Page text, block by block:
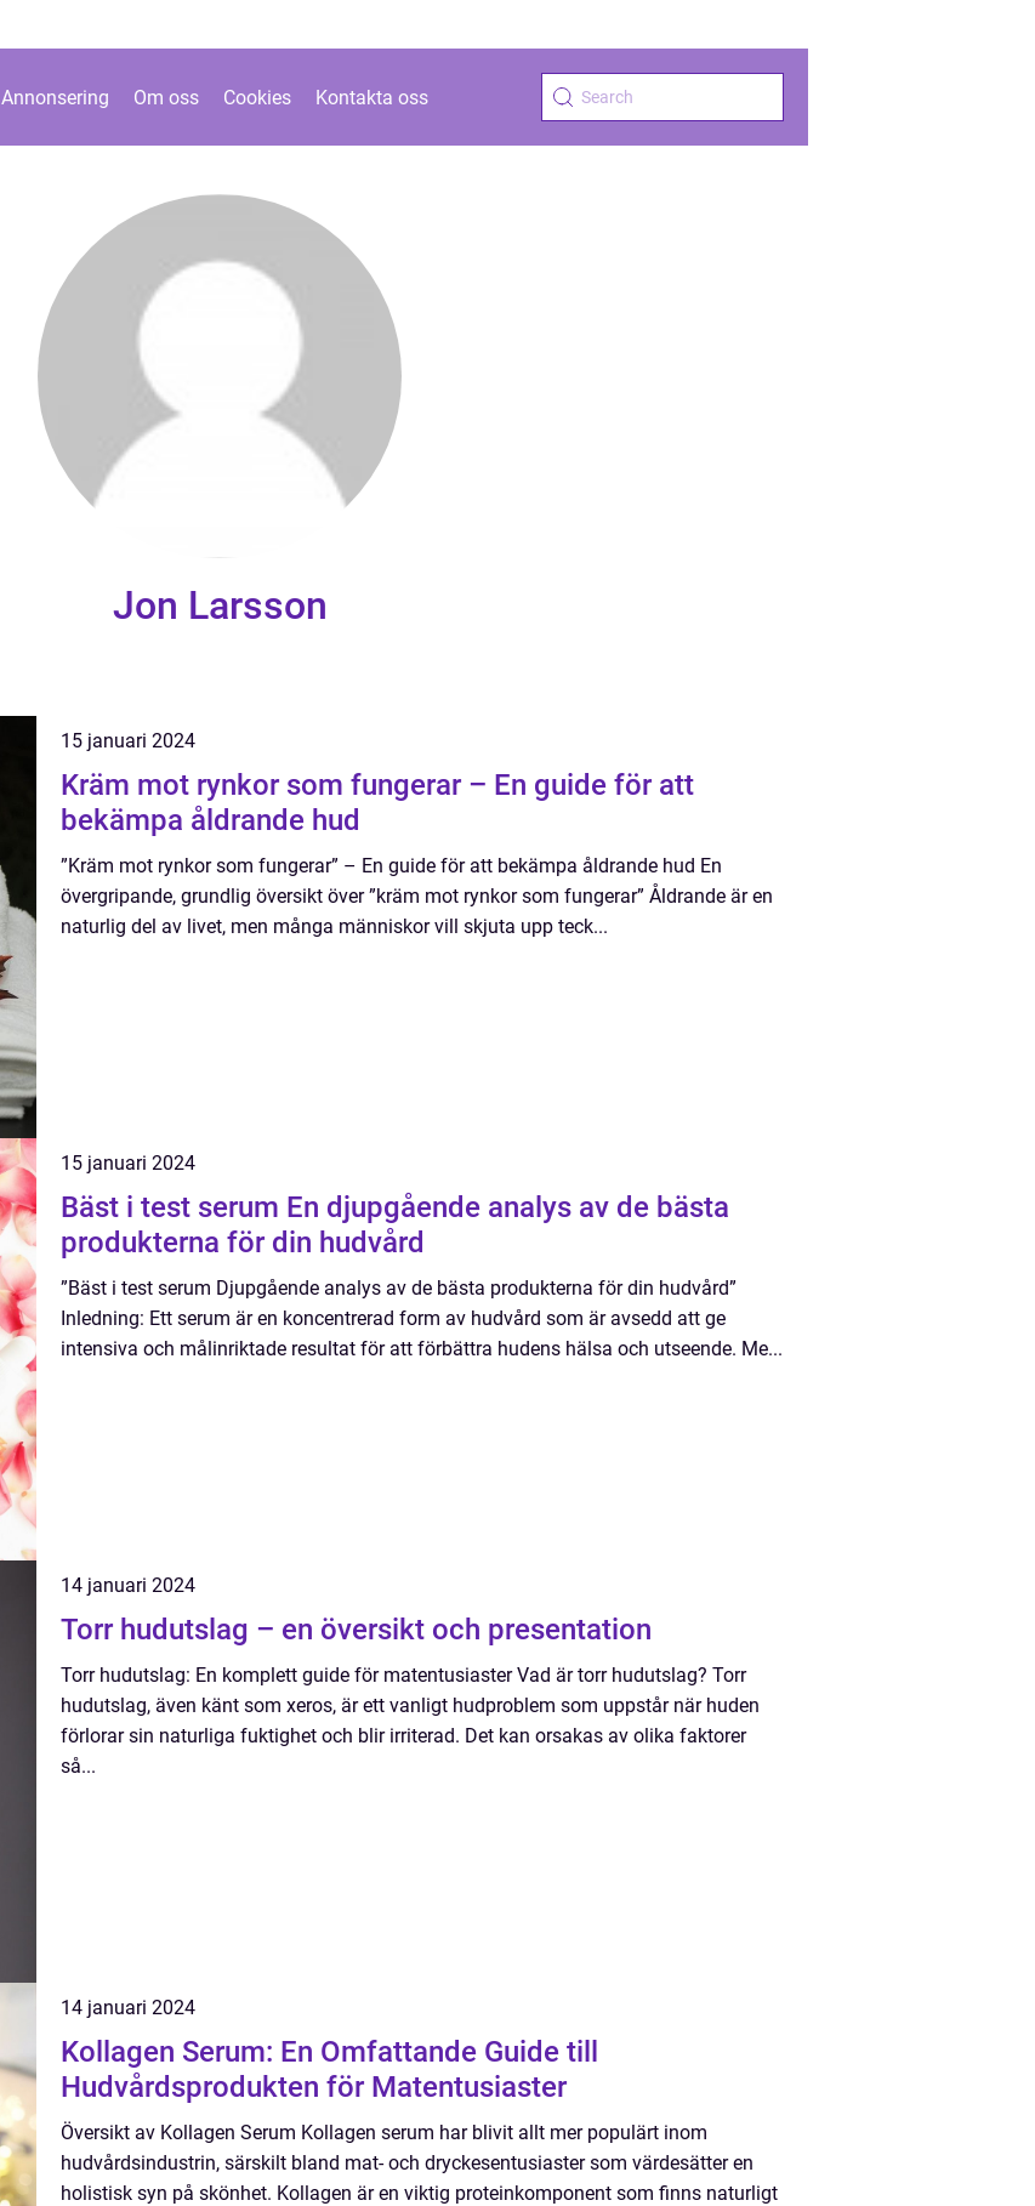
Annonsering Om oss Cookies Kontakta oss
Jon Larsson
15 januari 2024
Kräm mot rynkor som fungerar – En guide för att
bekämpa åldrande hud
”Kräm mot rynkor som fungerar” – En guide för att bekämpa åldrande hud En
övergripande, grundlig översikt över ”kräm mot rynkor som fungerar” Åldrande är en
naturlig del av livet, men många människor vill skjuta upp teck...
15 januari 2024
Bäst i test serum En djupgående analys av de bästa
produkterna för din hudvård
”Bäst i test serum Djupgående analys av de bästa produkterna för din hudvård”
Inledning: Ett serum är en koncentrerad form av hudvård som är avsedd att ge
intensiva och målinriktade resultat för att förbättra hudens hälsa och utseende. Me...
14 januari 2024
Torr hudutslag – en översikt och presentation
Torr hudutslag: En komplett guide för matentusiaster Vad är torr hudutslag? Torr
hudutslag, även känt som xeros, är ett vanligt hudproblem som uppstår när huden
förlorar sin naturliga fuktighet och blir irriterad. Det kan orsakas av olika faktorer
så...
14 januari 2024
Kollagen Serum: En Omfattande Guide till
Hudvårdsprodukten för Matentusiaster
Översikt av Kollagen Serum Kollagen serum har blivit allt mer populärt inom
hudvårdsindustrin, särskilt bland mat- och dryckesentusiaster som värdesätter en
holistisk syn på skönhet. Kollagen är en viktig proteinkomponent som finns naturligt